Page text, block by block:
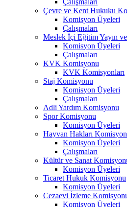
Çalışmaları
Çevre ve Kent Hukuku
Komisyon Üyeleri
Çalışmaları
Meslek İçi Eğitim Yayın
Komisyon Üyeleri
Çalışmaları
KVK Komisyonu
KVK Komisyonları
Staj Komisyonu
Komisyon Üyeleri
Çalışmaları
Adli Yardım Komisyonu
Spor Komisyonu
Komisyon Üyeleri
Hayvan Hakları
Komisyon Üyeleri
Çalışmaları
Kültür ve Sanat
Komisyon Üyeleri
Ticaret Hukuk Komisyonu
Komisyon Üyeleri
Cezaevi İzleme
Komisyon Üyeleri